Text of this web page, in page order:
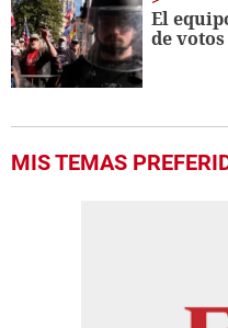
El
de
MIS TEMAS